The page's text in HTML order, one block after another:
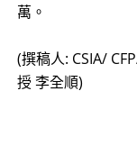
萬。
(撰稿人: CSIA/
授 李全順)